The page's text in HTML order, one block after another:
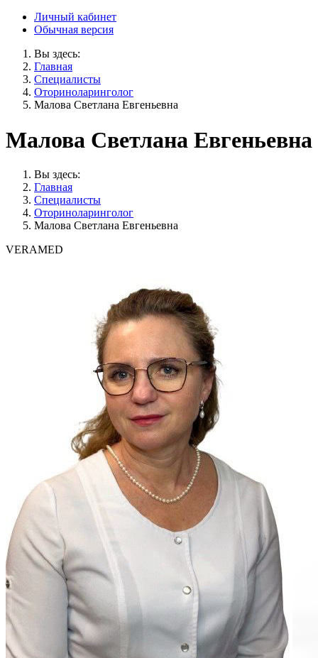
Личный кабинет
Обычная версия
Вы здесь:
Главная
Специалисты
Оториноларинголог
Малова Светлана Евгеньевна
Малова Светлана Евгеньевна
Вы здесь:
Главная
Специалисты
Оториноларинголог
Малова Светлана Евгеньевна
VERAMED